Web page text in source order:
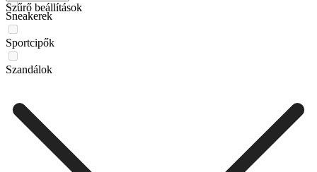
Sneakerek
Sportcipők
Szandálok
Szűrő beállítások